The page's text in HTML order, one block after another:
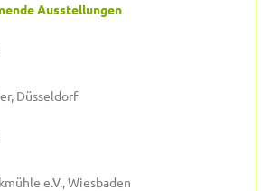
Ausstellungen
Düsseldorf
e.V., Wiesbaden